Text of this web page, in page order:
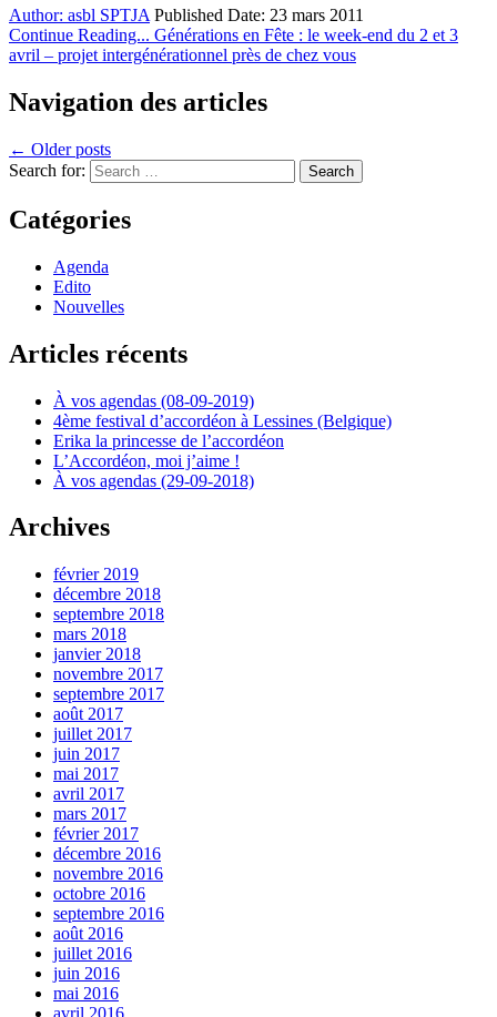
Author: asbl SPTJA Published Date: 23 mars 2011
Continue Reading... Générations en Fête : le week-end du 2 et 3
avril – projet intergénérationnel près de chez vous
Navigation des articles
← Older posts
Search for:
Catégories
Agenda
Edito
Nouvelles
Articles récents
À vos agendas (08-09-2019)
4ème festival d’accordéon à Lessines (Belgique)
Erika la princesse de l’accordéon
L’Accordéon, moi j’aime !
À vos agendas (29-09-2018)
Archives
février 2019
décembre 2018
septembre 2018
mars 2018
janvier 2018
novembre 2017
septembre 2017
août 2017
juillet 2017
juin 2017
mai 2017
avril 2017
mars 2017
février 2017
décembre 2016
novembre 2016
octobre 2016
septembre 2016
août 2016
juillet 2016
juin 2016
mai 2016